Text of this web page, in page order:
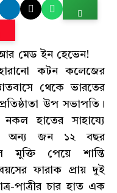
মেড ইন হেভেন!
কটন কলেজের
থেকে ভারতের
উপ সভাপতি।
হাতের সাহায্যে
অন্য জন ১২ বছর
মুক্তি পেয়ে শান্তি
ফারাক প্রায় দুই
পাত্রীর চার হাত এক